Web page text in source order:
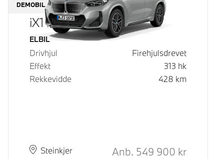
DEMOBIL
iX1 xDrive30
Drivstoff
ELBIL
Drivhjul
Firehjulsdrevet
Effekt
313 hk
Rekkevidde
428 km
PlassSteinkjer
Leveringstid Kontantpris
Anb. 549 900 kr